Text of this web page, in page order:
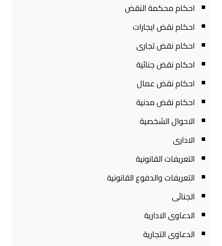
احكام محكمة النقض
احكام نقض ايجارات
احكام نقض تجارى
احكام نقض جنائية
احكام نقض عمال
احكام نقض مدنية
الاحوال الشخصية
الادارى
التعريفات القانونية
التعريفات والدفوع القانونية
الجنائى
الدعاوى الادارية
الدعاوى التجارية